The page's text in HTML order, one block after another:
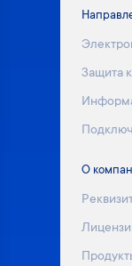
Защита
О